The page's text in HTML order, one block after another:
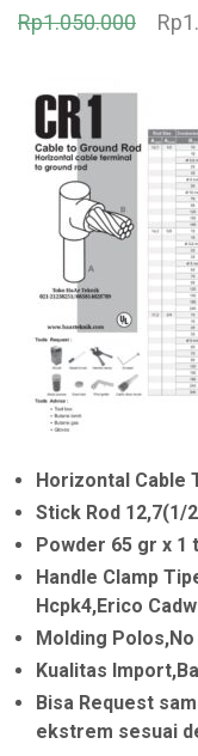
Rp1.050.000
H
g
y
a
d
a
l
a
h
:
R
Rp
Horizontal Cable
Stick Rod 12,7(1/
Powder 65 gr x 1
Handle Clamp
Hcpk4,Erico
Molding
Kualitas
Bisa Request
ekstrem sesuai